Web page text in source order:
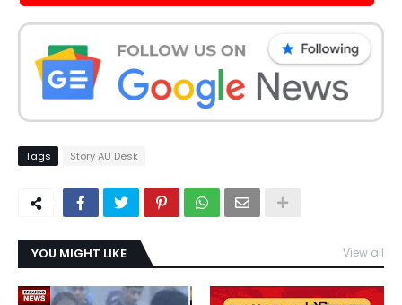
Tags Story AU Desk
YOU MIGHT LIKE View all